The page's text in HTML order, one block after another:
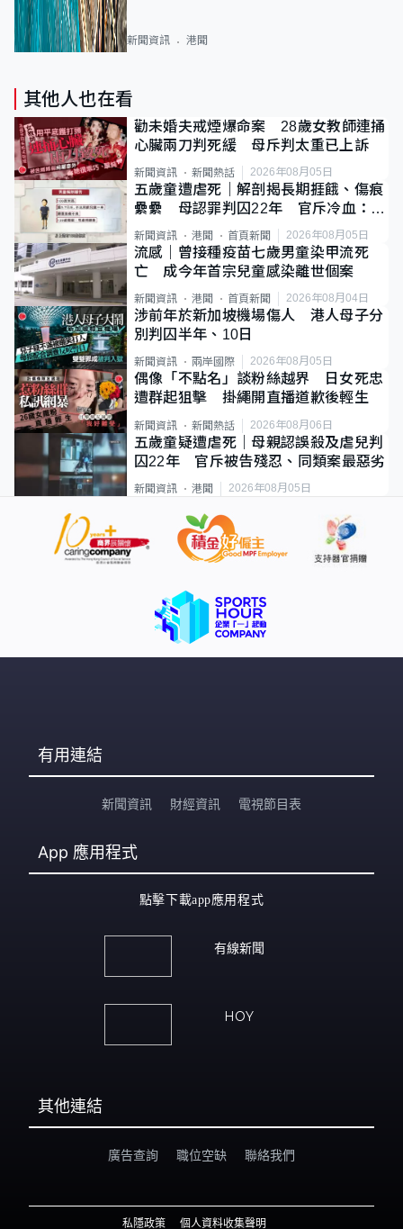
新聞資訊 港聞
其他人也在看
勸未婚夫戒煙爆命案 28歲女教師連捅
心臟兩刀判死緩 母斥判太重已上訴
新聞資訊 新聞熱話 2026年08月05日
五歲童遭虐死｜解剖揭長期捱餓、傷痕
纍纍 母認罪判囚22年 官斥冷血：同
類案最惡劣
新聞資訊 港聞 首頁新聞 2026年08月05日
流感｜曾接種疫苗七歲男童染甲流死
亡 成今年首宗兒童感染離世個案
新聞資訊 港聞 首頁新聞 2026年08月04日
涉前年於新加坡機場傷人 港人母子分
別判囚半年、10日
新聞資訊 兩岸國際 2026年08月05日
偶像「不點名」談粉絲越界 日女死忠
遭群起狙擊 掛繩開直播道歉後輕生
新聞資訊 新聞熱話 2026年08月06日
五歲童疑遭虐死｜母親認誤殺及虐兒判
囚22年 官斥被告殘忍、同類案最惡劣
新聞資訊 港聞 2026年08月05日
有用連結
新聞資訊 財經資訊 電視節目表
App 應用程式
點擊下載app應用程式
有線新聞
HOY
其他連結
廣告查詢 職位空缺 聯絡我們
私隱政策 個人資料收集聲明